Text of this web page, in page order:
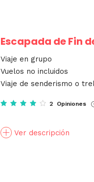
Escapada de Fin
Viaje en grupo
Vuelos no incluidos
Viaje de senderismo o
2 Opiniones
Ver descripción